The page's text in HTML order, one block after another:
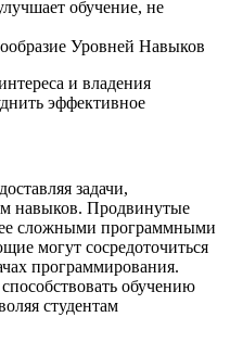
обучение, не
Уровней Навыков
и владения
эффективное
задачи,
навыков. Продвинутые
сложными программными
могут сосредоточиться
программирования.
обучению
студентам